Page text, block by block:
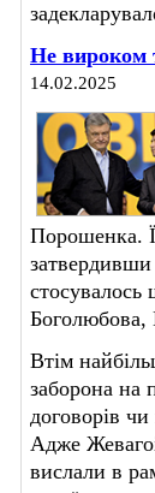
Не вироком
14.02.2025
Порошенка.
стосувалось
Боголюбова,
Втім
заборона на
договорів
Адже
вислали в